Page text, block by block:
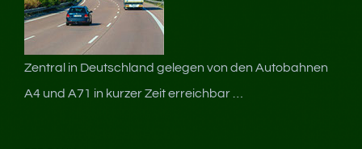
Zentral in Deutschland gelegen von den Autobahnen
A4 und A71 in kurzer Zeit erreichbar …